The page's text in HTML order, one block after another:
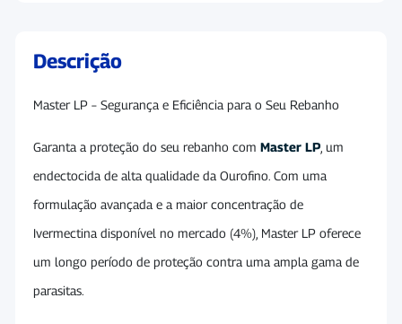
Descrição
Master LP – Segurança e Eficiência para o Seu Rebanho
Garanta a proteção do seu rebanho com Master LP , um
endectocida de alta qualidade da Ourofino. Com uma
formulação avançada e a maior concentração de
Ivermectina disponível no mercado (4%), Master LP oferece
um longo período de proteção contra uma ampla gama de
parasitas.